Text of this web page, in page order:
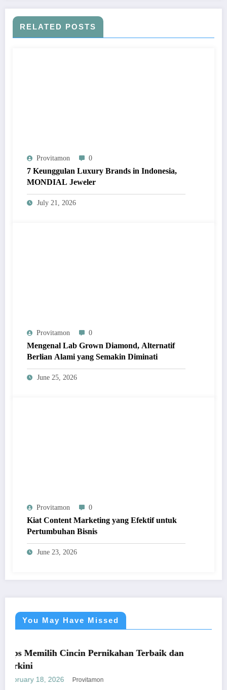
RELATED POSTS
Provitamon 0
7 Keunggulan Luxury Brands in Indonesia,
MONDIAL Jeweler
July 21, 2026
Provitamon 0
Mengenal Lab Grown Diamond, Alternatif
Berlian Alami yang Semakin Diminati
June 25, 2026
Provitamon 0
Kiat Content Marketing yang Efektif untuk
Pertumbuhan Bisnis
June 23, 2026
You May Have Missed
Cincin Pernikahan Terbaik dan
Provitamon
Panduan